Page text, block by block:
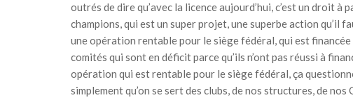
outrés de dire qu’avec la licence aujourd’hui, c’est un droit à
champions, qui est un super projet, une superbe action qu’il
une opération rentable pour le siège fédéral, qui est
comités qui sont en déficit parce qu’ils n’ont pas réussi à
opération qui est rentable pour le siège fédéral, ça
simplement qu’on se sert des clubs, de nos structures, de